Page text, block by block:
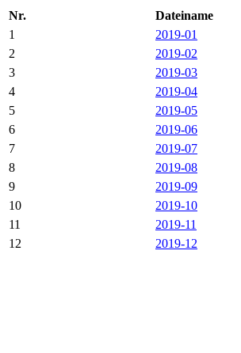
Nr. Dateiname
1
2019-01
2
2019-02
3
2019-03
4
2019-04
5
2019-05
6
2019-06
7
2019-07
8
2019-08
9
2019-09
10
2019-10
11
2019-11
12
2019-12